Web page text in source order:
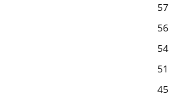
57
56
54
51
45